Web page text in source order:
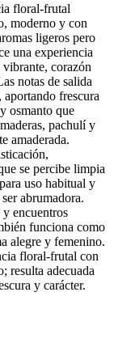
floral-frutal
moderno y con
ligeros pero
una experiencia
corazón
notas de salida
frescura
osmanto que
pachulí y
amaderada.
se percibe limpia
uso habitual y
abrumadora.
encuentros
funciona como
alegre y femenino.
floral-frutal con
resulta adecuada
y carácter.